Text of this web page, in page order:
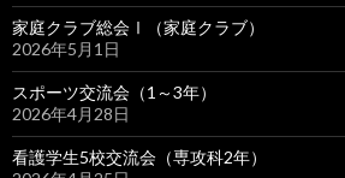
家庭クラブ総会Ⅰ（家庭クラブ）
2026年5月1日
スポーツ交流会（1～3年）
2026年4月28日
看護学生5校交流会（専攻科2年）